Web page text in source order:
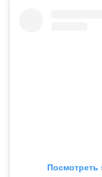
Посмотреть